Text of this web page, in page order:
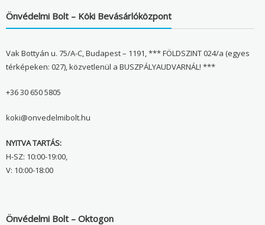
Önvédelmi Bolt – Köki Bevásárlóközpont
Vak Bottyán u. 75/A-C, Budapest – 1191, *** FÖLDSZINT 024/a (egyes
térképeken: 027), közvetlenül a BUSZPÁLYAUDVARNÁL! ***
+36 30 650 5805
koki@onvedelmibolt.hu
NYITVA TARTÁS:
H-SZ: 10:00-19:00,
V: 10:00-18:00
Önvédelmi Bolt – Oktogon